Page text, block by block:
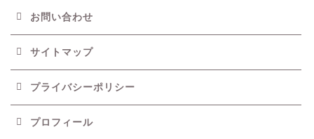
お問い合わせ
サイトマップ
プライバシーポリシー
プロフィール